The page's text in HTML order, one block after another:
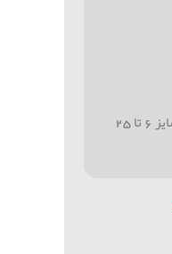
مناسب چرخ خیاطی های، ژانومه کاچیران و مارشال بسیار ساده و روان، در یک مجموعه 7 تایی از سایز 6 تا 25